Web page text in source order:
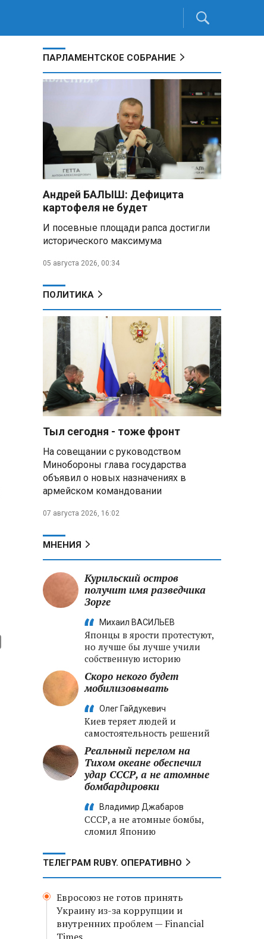
ПАРЛАМЕНТСКОЕ СОБРАНИЕ
Андрей БАЛЫШ: Дефицита
картофеля не будет
И посевные площади рапса достигли
исторического максимума
05 августа 2026, 00:34
ПОЛИТИКА
Тыл сегодня - тоже фронт
На совещании с руководством
Минобороны глава государства
объявил о новых назначениях в
армейском командовании
07 августа 2026, 16:02
МНЕНИЯ
Курильский остров
получит имя разведчика
Зорге
Михаил ВАСИЛЬЕВ
Японцы в ярости протестуют,
но лучше бы лучше учили
собственную историю
Скоро некого будет
мобилизовывать
Олег Гайдукевич
Киев теряет людей и
самостоятельность решений
Реальный перелом на
Тихом океане обеспечил
удар СССР, а не атомные
бомбардировки
Владимир Джабаров
СССР, а не атомные бомбы,
сломил Японию
ТЕЛЕГРАМ RUBY. ОПЕРАТИВНО
Евросоюз не готов принять
Украину из-за коррупции и
внутренних проблем — Financial